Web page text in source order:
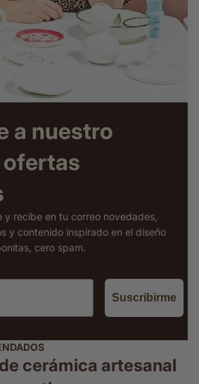
a nuestro
y recibe en tu correo novedades,
y contenido inspirado en el diseño
cero spam.
Suscribirme
cerámica artesanal